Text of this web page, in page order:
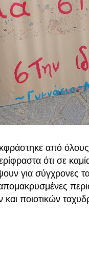
από
ότι σε
για σύγχρονες
ποιοτικών